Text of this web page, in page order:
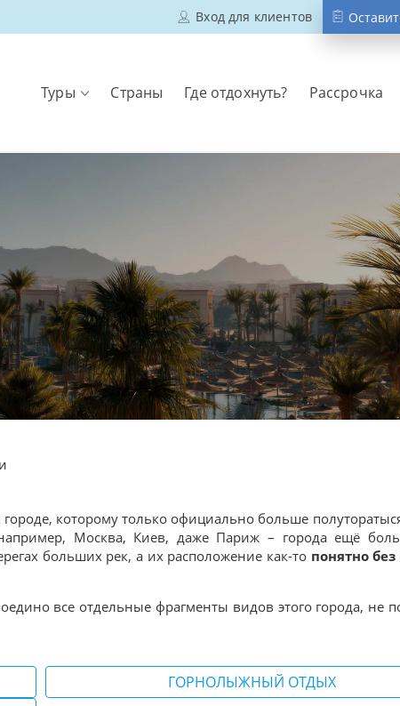
Вход для клиентов
Туры Страны Где отдохнуть? Рассрочка
которому только официально больше
Москва, Киев, даже Париж – города ещё
больших рек, а их расположение как-то понятно
все отдельные фрагменты видов этого города, не
ГОРНОЛЫЖНЫЙ ОТДЫХ